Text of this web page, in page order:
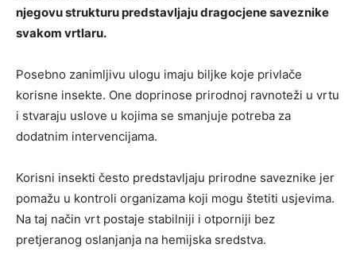
njegovu strukturu predstavljaju dragocjene saveznike
svakom vrtlaru.
Posebno zanimljivu ulogu imaju biljke koje privlače
korisne insekte. One doprinose prirodnoj ravnoteži u vrtu
i stvaraju uslove u kojima se smanjuje potreba za
dodatnim intervencijama.
Korisni insekti često predstavljaju prirodne saveznike jer
pomažu u kontroli organizama koji mogu štetiti usjevima.
Na taj način vrt postaje stabilniji i otporniji bez
pretjeranog oslanjanja na hemijska sredstva.